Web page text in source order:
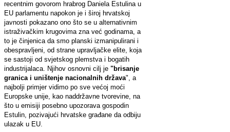
recentnim govorom hrabrog Daniela Estulina u
EU parlamentu napokon je i široj hrvatskoj
javnosti pokazano ono što se u alternativnim
istraživačkim krugovima zna već godinama, a
to je činjenica da smo planski izmanipulirani i
obespravljeni, od strane upravljačke elite, koja
se sastoji od svjetskog plemstva i bogatih
industrijalaca. Njihov osnovni cilj je "brisanje
granica i uništenje nacionalnih država", a
najbolji primjer vidimo po sve većoj moći
Europske unije, kao naddržavne tvorevine, na
što u emisiji posebno upozorava gospodin
Estulin, pozivajući hrvatske građane da odbiju
ulazak u EU.